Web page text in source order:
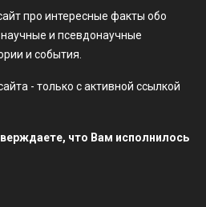
про интересные факты обо
и псевдонаучные
и события.
- только с активной ссылкой
что Вам исполнилось